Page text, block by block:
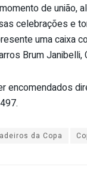
de
celebrações e
uma caixa
Brum Janibelli,
encomendados
da Copa